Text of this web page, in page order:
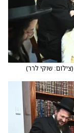
(צילום: שוקי לרר)